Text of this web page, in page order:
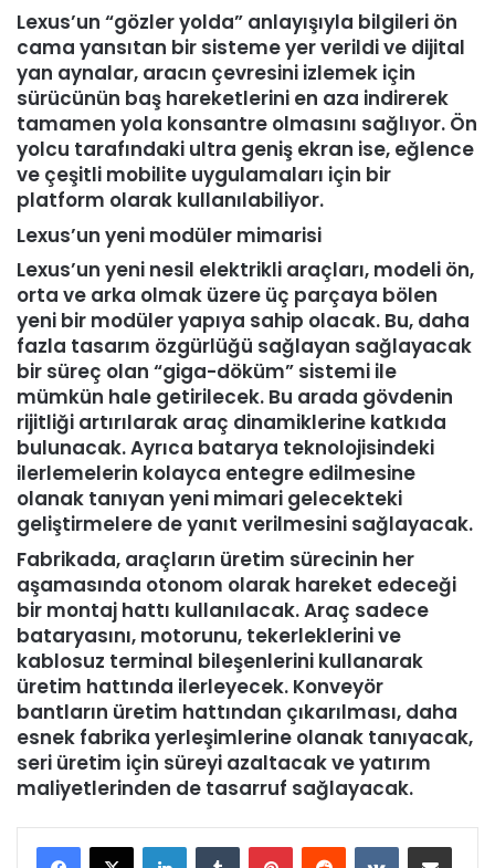
Lexus’un “gözler yolda” anlayışıyla bilgileri ön
cama yansıtan bir sisteme yer verildi ve dijital
yan aynalar, aracın çevresini izlemek için
sürücünün baş hareketlerini en aza indirerek
tamamen yola konsantre olmasını sağlıyor. Ön
yolcu tarafındaki ultra geniş ekran ise, eğlence
ve çeşitli mobilite uygulamaları için bir
platform olarak kullanılabiliyor.
Lexus’un yeni modüler mimarisi
Lexus’un yeni nesil elektrikli araçları, modeli ön,
orta ve arka olmak üzere üç parçaya bölen
yeni bir modüler yapıya sahip olacak. Bu, daha
fazla tasarım özgürlüğü sağlayan sağlayacak
bir süreç olan “giga-döküm” sistemi ile
mümkün hale getirilecek. Bu arada gövdenin
rijitliği artırılarak araç dinamiklerine katkıda
bulunacak. Ayrıca batarya teknolojisindeki
ilerlemelerin kolayca entegre edilmesine
olanak tanıyan yeni mimari gelecekteki
geliştirmelere de yanıt verilmesini sağlayacak.
Fabrikada, araçların üretim sürecinin her
aşamasında otonom olarak hareket edeceği
bir montaj hattı kullanılacak. Araç sadece
bataryasını, motorunu, tekerleklerini ve
kablosuz terminal bileşenlerini kullanarak
üretim hattında ilerleyecek. Konveyör
bantların üretim hattından çıkarılması, daha
esnek fabrika yerleşimlerine olanak tanıyacak,
seri üretim için süreyi azaltacak ve yatırım
maliyetlerinden de tasarruf sağlayacak.
LinkedInTumblr PinterestReddit VKontakteE-Posta ile paylaş